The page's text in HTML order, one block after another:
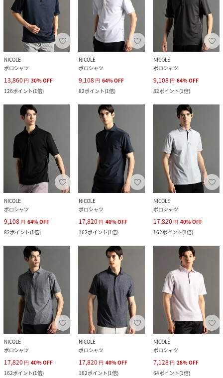
NICOLE
ポロシャツ
13,860 円 30%OFF
126ポイント(1倍)
NICOLE
ポロシャツ
9,108 円 64%OFF
82ポイント(1倍)
NICOLE
ポロシャツ
9,108 円 64%OFF
82ポイント(1倍)
NICOLE
ポロシャツ
9,108 円 64%OFF
82ポイント(1倍)
NICOLE
ポロシャツ
17,820 円 40%OFF
162ポイント(1倍)
NICOLE
ポロシャツ
17,820 円 40%OFF
162ポイント(1倍)
NICOLE
ポロシャツ
17,820 円 40%OFF
162ポイント(1倍)
NICOLE
ポロシャツ
17,820 円 40%OFF
162ポイント(1倍)
NICOLE
ポロシャツ
7,128 円 28%OFF
64ポイント(1倍)